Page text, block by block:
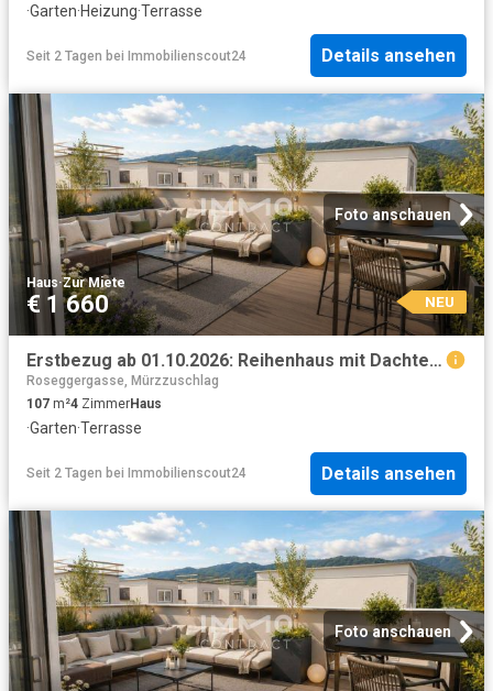
·Garten·Heizung·Terrasse
Seit 2 Tagen bei Immobilienscout24 Details ansehen
Foto anschauen
Haus·Zur Miete
€ 1 660 NEU
Erstbezug ab 01.10.2026: Reihenhaus mit Dachterrasse, Eigengarten und Kaufoption
Roseggergasse, Mürzzuschlag
107 m²4 ZimmerHaus
·Garten·Terrasse
Seit 2 Tagen bei Immobilienscout24 Details ansehen
Foto anschauen